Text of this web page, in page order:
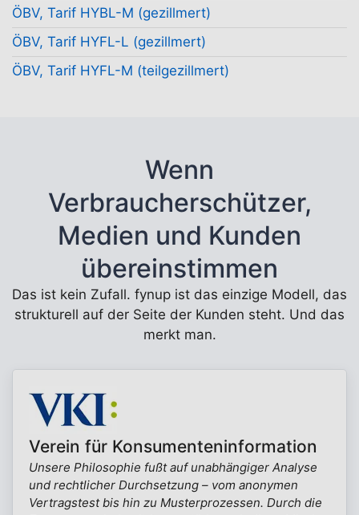
ÖBV, Tarif HYBL-M (gezillmert)
ÖBV, Tarif HYFL-L (gezillmert)
ÖBV, Tarif HYFL-M (teilgezillmert)
Wenn
Verbraucherschützer,
Medien und Kunden
übereinstimmen
Das ist kein Zufall. fynup ist das einzige Modell, das
strukturell auf der Seite der Kunden steht. Und das
merkt man.
Verein für Konsumenteninformation
Unsere Philosophie fußt auf unabhängiger Analyse
und rechtlicher Durchsetzung – vom anonymen
Vertragstest bis hin zu Musterprozessen. Durch die